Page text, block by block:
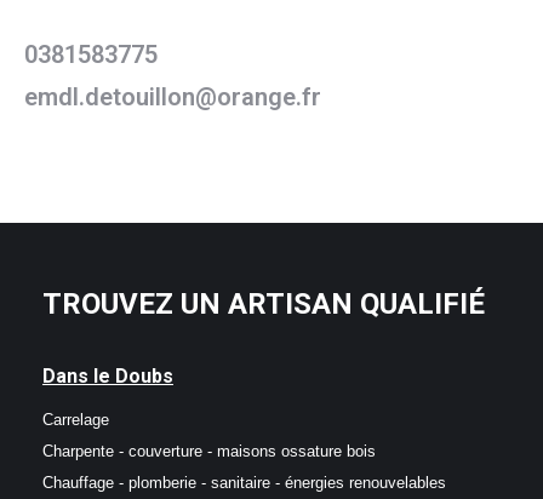
0381583775
emdl.detouillon@orange.fr
TROUVEZ UN ARTISAN QUALIFIÉ
Dans le Doubs
Carrelage
Charpente - couverture - maisons ossature bois
Chauffage - plomberie - sanitaire - énergies renouvelables